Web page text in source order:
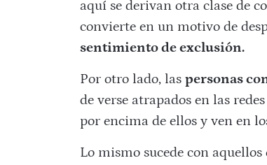
aquí se derivan otra clase de
convierte en un motivo de
sentimiento de exclusión.
Por otro lado, las personas
de verse atrapados en las
por encima de ellos y ven en
Lo mismo sucede con